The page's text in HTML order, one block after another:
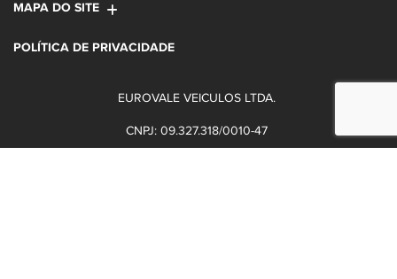
MAPA DO SITE
POLÍTICA DE PRIVACIDADE
EUROVALE VEICULOS LTDA.
CNPJ: 09.327.318/0010-47